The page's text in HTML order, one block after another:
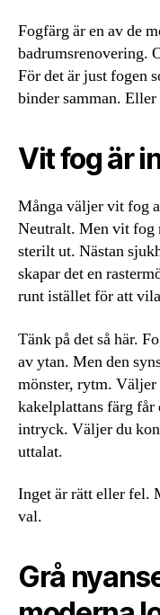
Fogfärg är en av de
badrumsrenovering.
För det är just fogen
binder samman.
Vit fog är
Många väljer vit fog
Neutralt. Men vit fog
sterilt ut. Nästan
skapar det en
runt istället för att
Tänk på det så här.
av ytan. Men den
mönster, rytm. Väljer
kakelplattans färg får
intryck. Väljer du
uttalat.
Inget är rätt eller fel.
val.
Grå